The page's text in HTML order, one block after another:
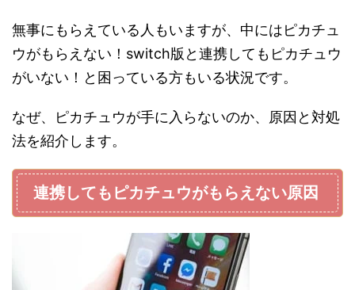
無事にもらえている人もいますが、中にはピカチュ
ウがもらえない！switch版と連携してもピカチュウ
がいない！と困っている方もいる状況です。
なぜ、ピカチュウが手に入らないのか、原因と対処
法を紹介します。
連携してもピカチュウがもらえない原因